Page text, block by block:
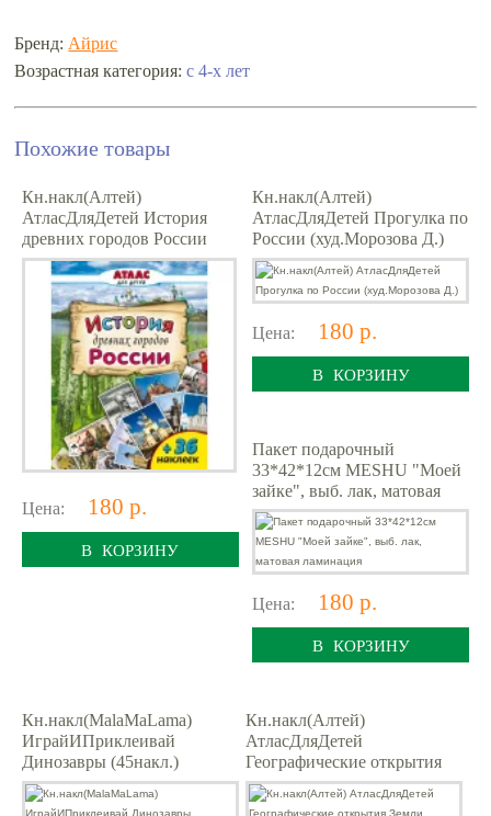
Бренд: Айрис
Возрастная категория:с 4-х лет
Похожие товары
Кн.накл(Алтей)
АтласДляДетей История
древних городов России
Цена: 180 р.
В КОРЗИНУ
Кн.накл(Алтей)
АтласДляДетей Прогулка по
России (худ.Морозова Д.)
Цена: 180 р.
В КОРЗИНУ
Пакет подарочный
33*42*12см MESHU "Моей
зайке", выб. лак, матовая
ламинация
Цена: 180 р.
В КОРЗИНУ
Кн.накл(MalaMaLama)
ИграйИПриклеивай
Динозавры (45накл.)
Кн.накл(Алтей)
АтласДляДетей
Географические открытия
Земли Древность и
средневековье